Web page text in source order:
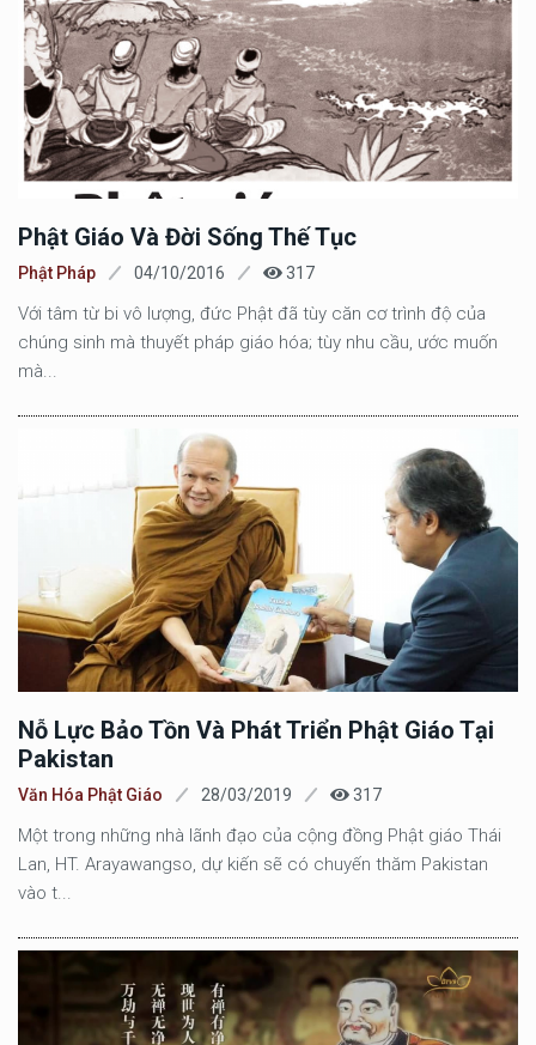
Phật Giáo Và Đời Sống Thế Tục
Phật Pháp 04/10/2016 317
Với tâm từ bi vô lượng, đức Phật đã tùy căn cơ trình độ của
chúng sinh mà thuyết pháp giáo hóa; tùy nhu cầu, ước muốn
mà...
Nỗ Lực Bảo Tồn Và Phát Triển Phật Giáo Tại
Pakistan
Văn Hóa Phật Giáo 28/03/2019 317
Một trong những nhà lãnh đạo của cộng đồng Phật giáo Thái
Lan, HT. Arayawangso, dự kiến sẽ có chuyến thăm Pakistan
vào t...